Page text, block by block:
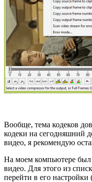
Вообще, тема кодеков
кодеки на сегодняшний
видео, я рекомендую
На моем компьютере
видео. Для этого из
перейти в его